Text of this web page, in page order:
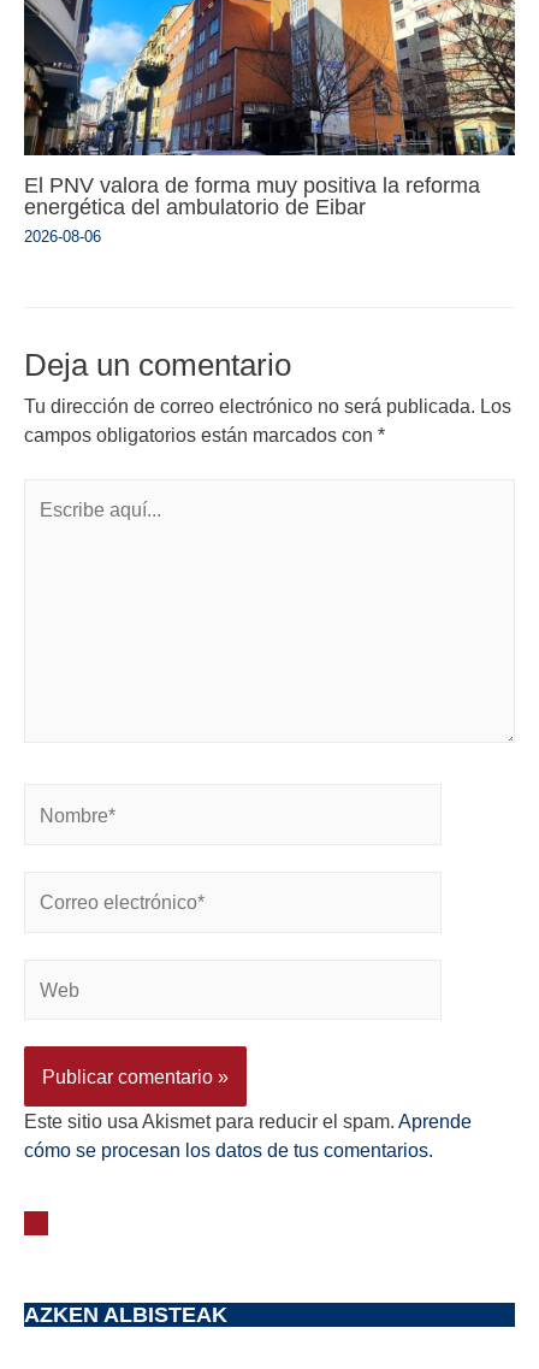
El PNV valora de forma muy positiva la reforma
energética del ambulatorio de Eibar
2026-08-06
Deja un comentario
Tu dirección de correo electrónico no será publicada. Los
campos obligatorios están marcados con *
Este sitio usa Akismet para reducir el spam. Aprende
cómo se procesan los datos de tus comentarios.
AZKEN ALBISTEAK